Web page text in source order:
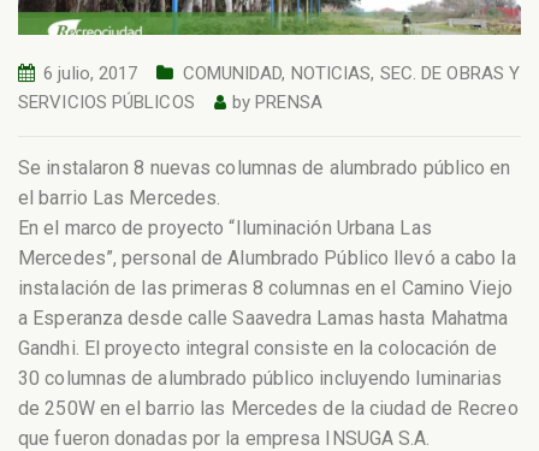
6 julio, 2017 COMUNIDAD, NOTICIAS, SEC. DE OBRAS Y
SERVICIOS PÚBLICOS
byPRENSA
Se instalaron 8 nuevas columnas de alumbrado público en
el barrio Las Mercedes.
En el marco de proyecto “Iluminación Urbana Las
Mercedes”, personal de Alumbrado Público llevó a cabo la
instalación de las primeras 8 columnas en el Camino Viejo
a Esperanza desde calle Saavedra Lamas hasta Mahatma
Gandhi. El proyecto integral consiste en la colocación de
30 columnas de alumbrado público incluyendo luminarias
de 250W en el barrio las Mercedes de la ciudad de Recreo
que fueron donadas por la empresa INSUGA S.A.